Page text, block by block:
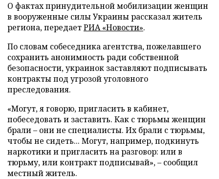
О фактах принудительной мобилизации женщин
в вооруженные силы Украины рассказал житель
региона, передаетРИА «Новости».
По словам собеседника агентства, пожелавшего
сохранить анонимность ради собственной
безопасности, украинок заставляют подписывать
контракты под угрозой уголовного
преследования.
«Могут, я говорю, пригласить в кабинет,
побеседовать и заставить. Как с тюрьмы женщин
брали – они не специалисты. Их брали с тюрьмы,
чтобы не сидеть... Могут, например, подкинуть
наркотики и пригласить на разговор: или в
тюрьму, или контракт подписывай», – сообщил
местный житель.